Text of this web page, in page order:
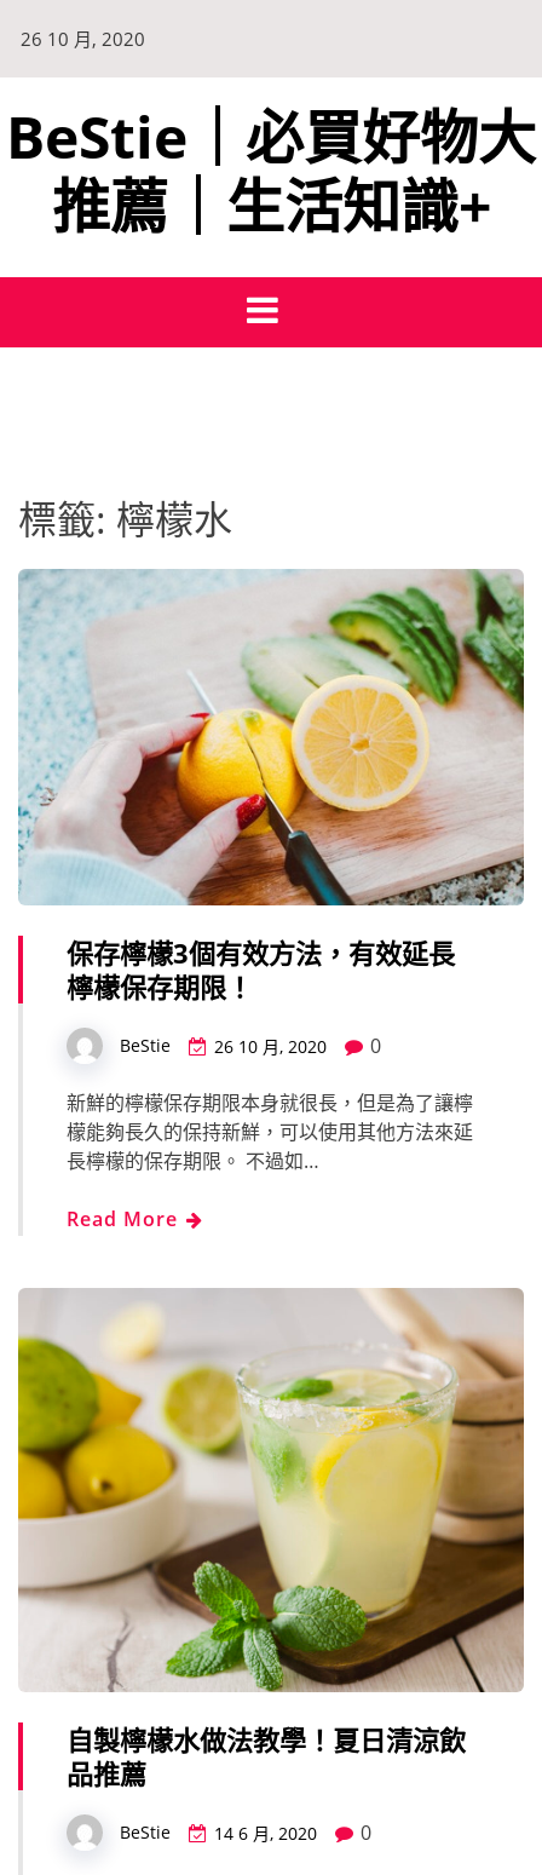
content
26 10 月, 2020
BeStie｜必買好物大
推薦｜生活知識+
標籤: 檸檬水
保存檸檬3個有效方法，有效延長
檸檬保存期限！
BeStie 26 10 月, 2020 0
新鮮的檸檬保存期限本身就很長，但是為了讓檸
檬能夠長久的保持新鮮，可以使用其他方法來延
長檸檬的保存期限。 不過如…
Read More
自製檸檬水做法教學！夏日清涼飲
品推薦
BeStie 14 6 月, 2020 0